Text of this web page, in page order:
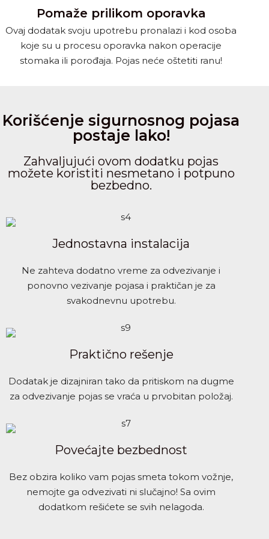
Pomaže prilikom oporavka
Ovaj dodatak svoju upotrebu pronalazi i kod osoba
koje su u procesu oporavka nakon operacije
stomaka ili porođaja. Pojas neće oštetiti ranu!
Korišćenje sigurnosnog pojasa
postaje lako!
Zahvaljujući ovom dodatku pojas
možete koristiti nesmetano i potpuno
bezbedno.
Jednostavna instalacija
Ne zahteva dodatno vreme za odvezivanje i
ponovno vezivanje pojasa i praktičan je za
svakodnevnu upotrebu.
Praktično rešenje
Dodatak je dizajniran tako da pritiskom na dugme
za odvezivanje pojas se vraća u prvobitan položaj.
Povećajte bezbednost
Bez obzira koliko vam pojas smeta tokom vožnje,
nemojte ga odvezivati ni slučajno! Sa ovim
dodatkom rešićete se svih nelagoda.